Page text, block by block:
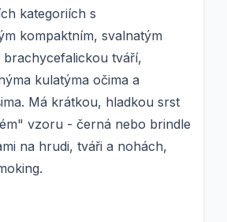
kategoriích s
kompaktním, svalnatým
tváří,
kulatýma očima a
Má krátkou, hladkou srst
vzoru - černá nebo brindle
na hrudi, tváři a nohách,